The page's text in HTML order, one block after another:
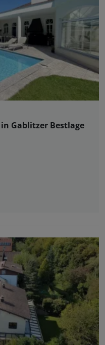
Gablitzer Bestlage